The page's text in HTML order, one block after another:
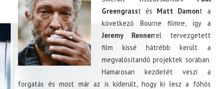
Greengrasst és Matt Damont a
következő Bourne filmre, így a
Jeremy Rennerrel tervezgetett
film kissé hátrébb került a
megvalósítandó projektek sorában.
Hamarosan kezdetét veszi a
forgatás és most már az is kiderült, hogy ki lesz a főhős